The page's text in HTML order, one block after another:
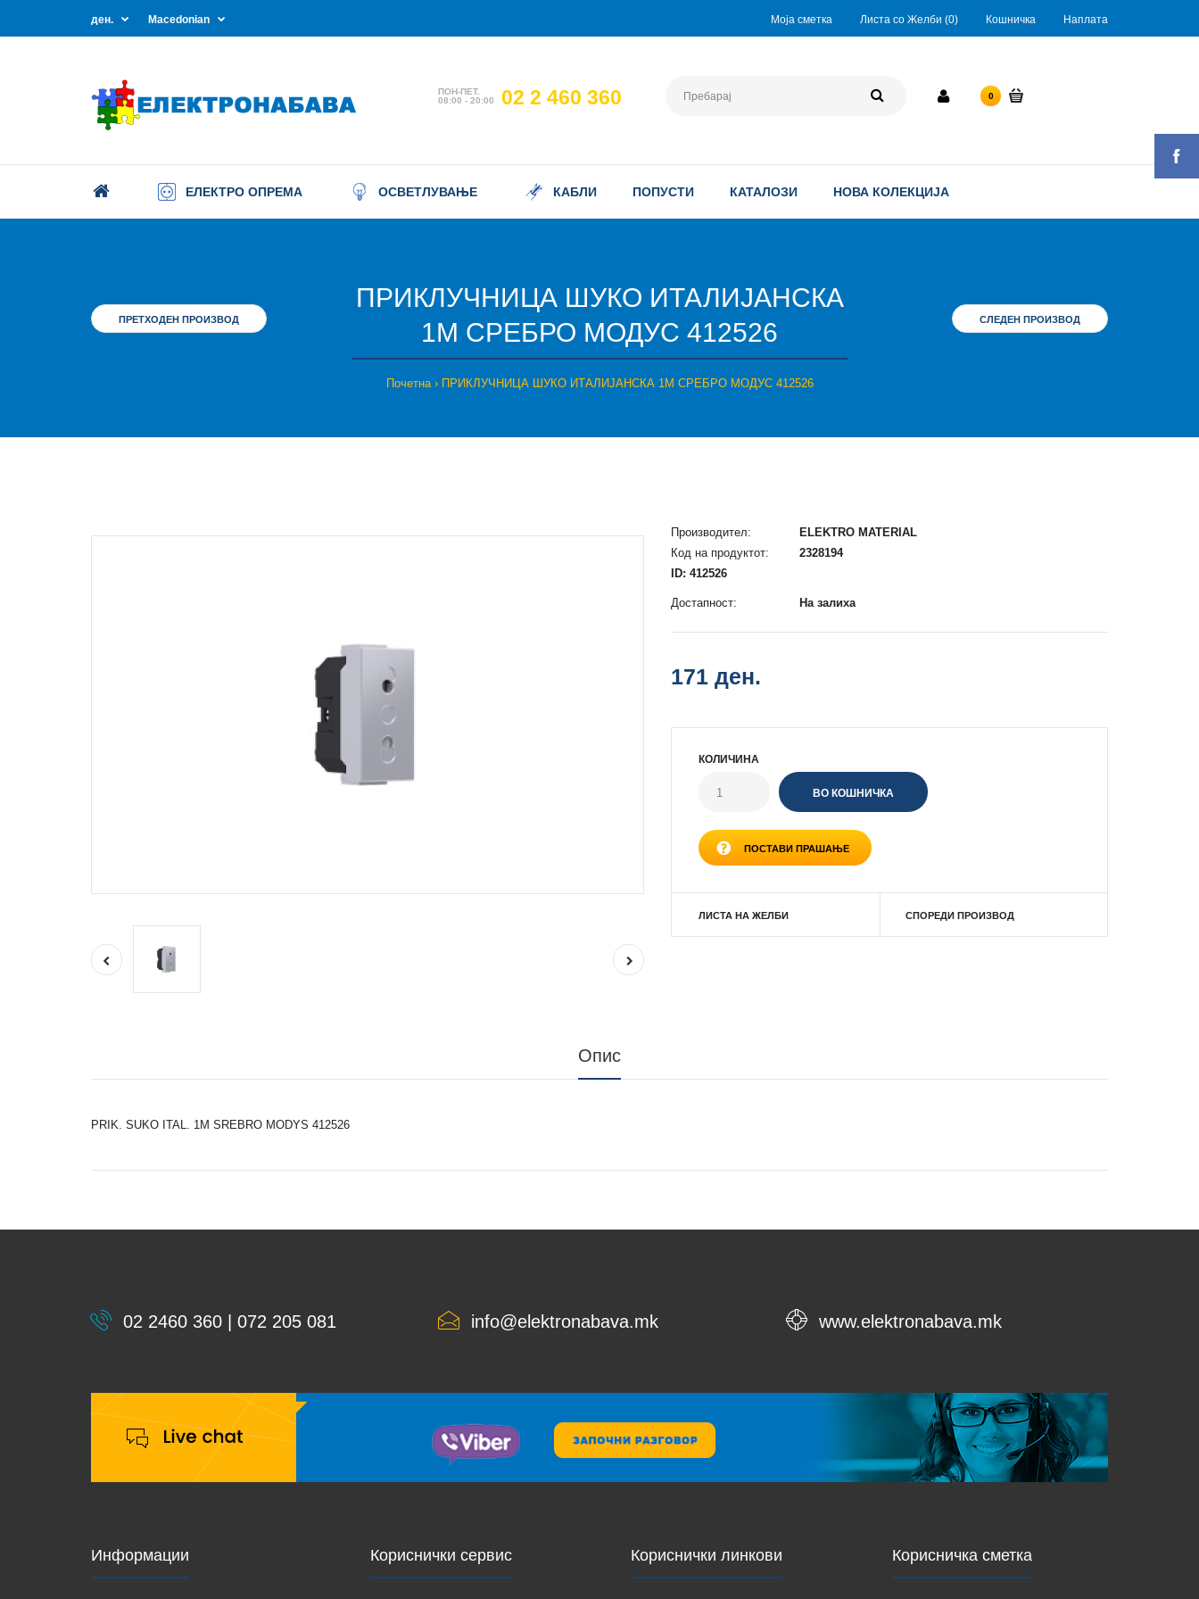
Моја сметка Листа со Желби (0) Кошничка Наплата
ден. Macedonian
ПОН-ПЕТ.
08:00 - 20:00
02 2 460 360 0
ЕЛЕКТРО ОПРЕМА ОСВЕТЛУВАЊЕ КАБЛИ ПОПУСТИ КАТАЛОЗИ НОВА КОЛЕКЦИЈА
ПРЕТХОДЕН ПРОИЗВОД
ПРИКЛУЧНИЦА ШУКО ИТАЛИЈАНСКА
1М СРЕБРО МОДУС 412526
Почетна ПРИКЛУЧНИЦА ШУКО ИТАЛИЈАНСКА 1М СРЕБРО МОДУС 412526
СЛЕДЕН ПРОИЗВОД
Производител:
ELEKTRO MATERIAL
Код на продуктот:
2328194
ID: 412526
Достапност: На залиха
171 ден.
КОЛИЧИНА
ПОСТАВИ ПРАШАЊЕ
ЛИСТА НА ЖЕЛБИ СПОРЕДИ ПРОИЗВОД
Опис
PRIK. SUKO ITAL. 1M SREBRO MODYS 412526
02 2460 360 | 072 205 081 info@elektronabava.mk www.elektronabava.mk
Информации Кориснички сервис Кориснички линкови Корисничка сметка